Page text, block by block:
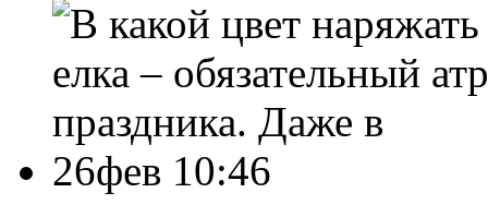
елка – обязательный
праздника. Даже в
26фев 10:46